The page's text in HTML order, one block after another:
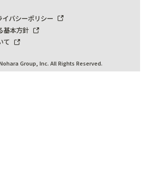
イバシーポリシー
基本方針
て
Group, Inc. All Rights Reserved.